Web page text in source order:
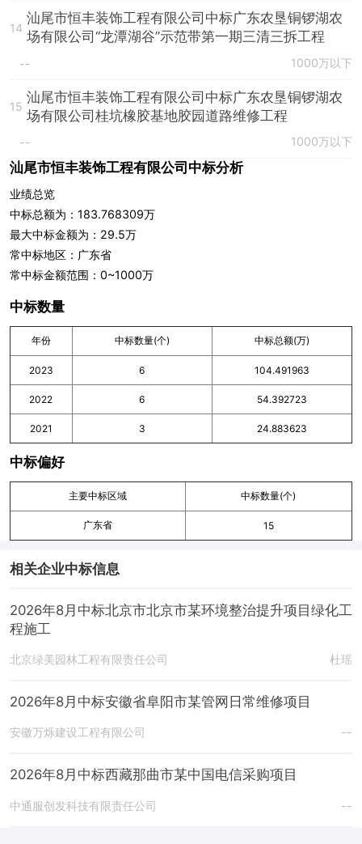
14
汕尾市恒丰装饰工程有限公司中标广东农垦铜锣湖农
场有限公司“龙潭湖谷”示范带第一期三清三拆工程
-- 1000万以下
15
汕尾市恒丰装饰工程有限公司中标广东农垦铜锣湖农
场有限公司桂坑橡胶基地胶园道路维修工程
-- 1000万以下
汕尾市恒丰装饰工程有限公司中标分析
业绩总览
中标总额为：183.768309万
最大中标金额为：29.5万
常中标地区：广东省
常中标金额范围：0~1000万
中标数量
年份 中标数量(个) 中标总额(万)
2023 6 104.491963
2022 6 54.392723
2021 3 24.883623
中标偏好
主要中标区域 中标数量(个)
广东省 15
相关企业中标信息
2026年8月中标北京市北京市某环境整治提升项目绿化工
程施工
北京绿美园林工程有限责任公司 杜瑶
2026年8月中标安徽省阜阳市某管网日常维修项目
安徽万烁建设工程有限公司 --
2026年8月中标西藏那曲市某中国电信采购项目
中通服创发科技有限责任公司 --